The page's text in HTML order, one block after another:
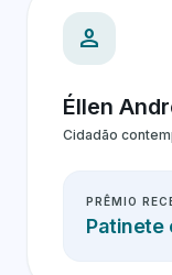
person
Éllen
Cidadão
PRÊMIO
Patinete